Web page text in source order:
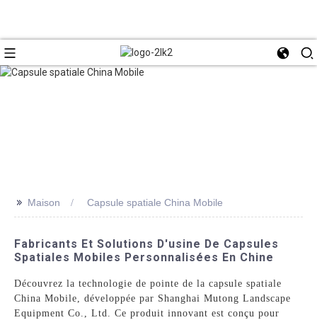
>> Maison Capsule spatiale China Mobile
Fabricants Et Solutions D'usine De Capsules
Spatiales Mobiles Personnalisées En Chine
Découvrez la technologie de pointe de la capsule spatiale
China Mobile, développée par Shanghai Mutong Landscape
Equipment Co., Ltd. Ce produit innovant est conçu pour